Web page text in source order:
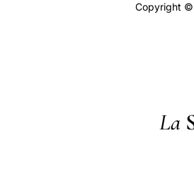
Copyright ©
La